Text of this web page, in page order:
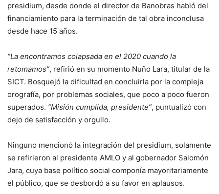
presidium, desde donde el director de Banobras habló del
financiamiento para la terminación de tal obra inconclusa
desde hace 15 años.
“La encontramos colapsada en el 2020 cuando la
retomamos”, refirió en su momento Nuño Lara, titular de la
SICT. Bosquejó la dificultad en concluirla por la compleja
orografía, por problemas sociales, que poco a poco fueron
superados. “Misión cumplida, presidente”, puntualizó con
dejo de satisfacción y orgullo.
Ninguno mencionó la integración del presidium, solamente
se refirieron al presidente AMLO y al gobernador Salomón
Jara, cuya base político social componía mayoritariamente
el público, que se desbordó a su favor en aplausos.